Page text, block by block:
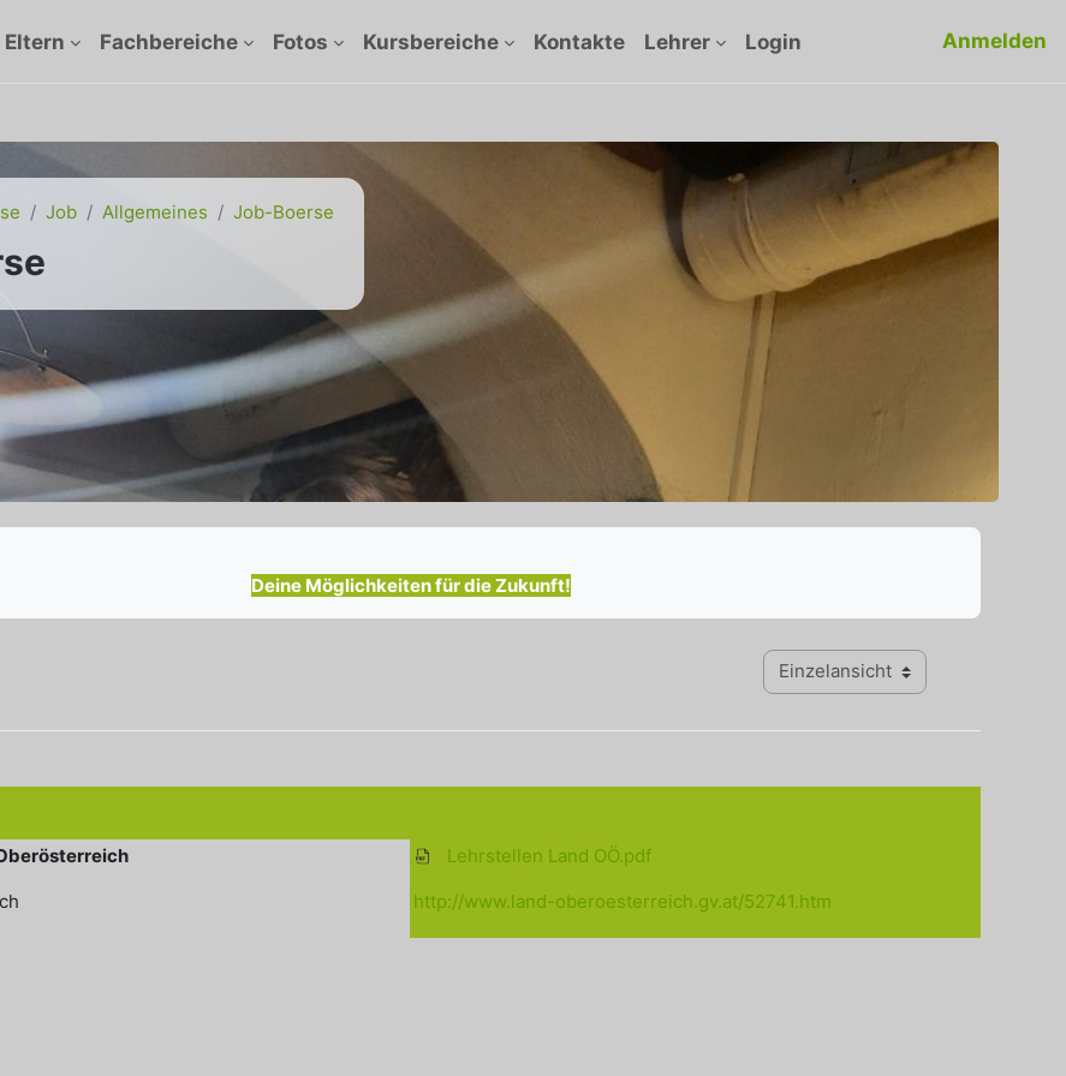
Eltern Fachbereiche Fotos Kursbereiche Kontakte Lehrer Login Anmelden
Job Allgemeines Job-Boerse
Deine Möglichkeiten für die Zukunft!
Modus Tertiärnavigation anzeigen
Lehrstellen Land OÖ.pdf
http://www.land-oberoesterreich.gv.at/52741.htm